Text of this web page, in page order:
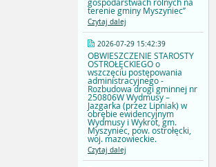
terenie gminy Myszyniec’’
Czytaj dalej
2026-07-29 15:42:39
OBWIESZCZENIE STAROSTY
OSTROŁĘCKIEGO o
wszczęciu postępowania
administracyjnego -
Rozbudowa drogi gminnej nr
250806W Wydmusy –
Jazgarka (przez Lipniak) w
obrębie ewidencyjnym
Wydmusy i Wykrot, gm.
Myszyniec, pow. ostrołęcki,
woj. mazowieckie.
Czytaj dalej